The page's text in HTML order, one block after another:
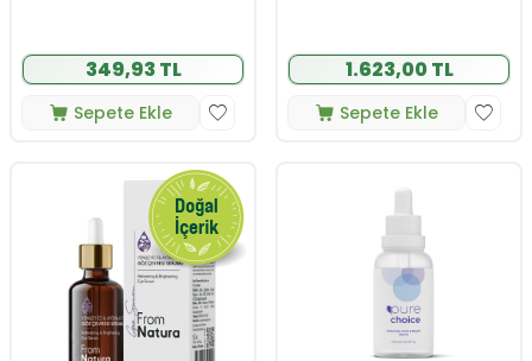
349,93 TL
Sepete Ekle
1.623,00 TL
Sepete Ekle